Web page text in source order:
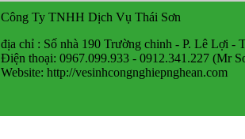
Công Ty TNHH Dịch Vụ Thái Sơn
địa chỉ : Số nhà 190 Trường chinh - P. Lê Lợi -
Điện thoại: 0967.099.933 - 0912.341.227 (Mr
Website: http://vesinhcongnghiepnghean.com